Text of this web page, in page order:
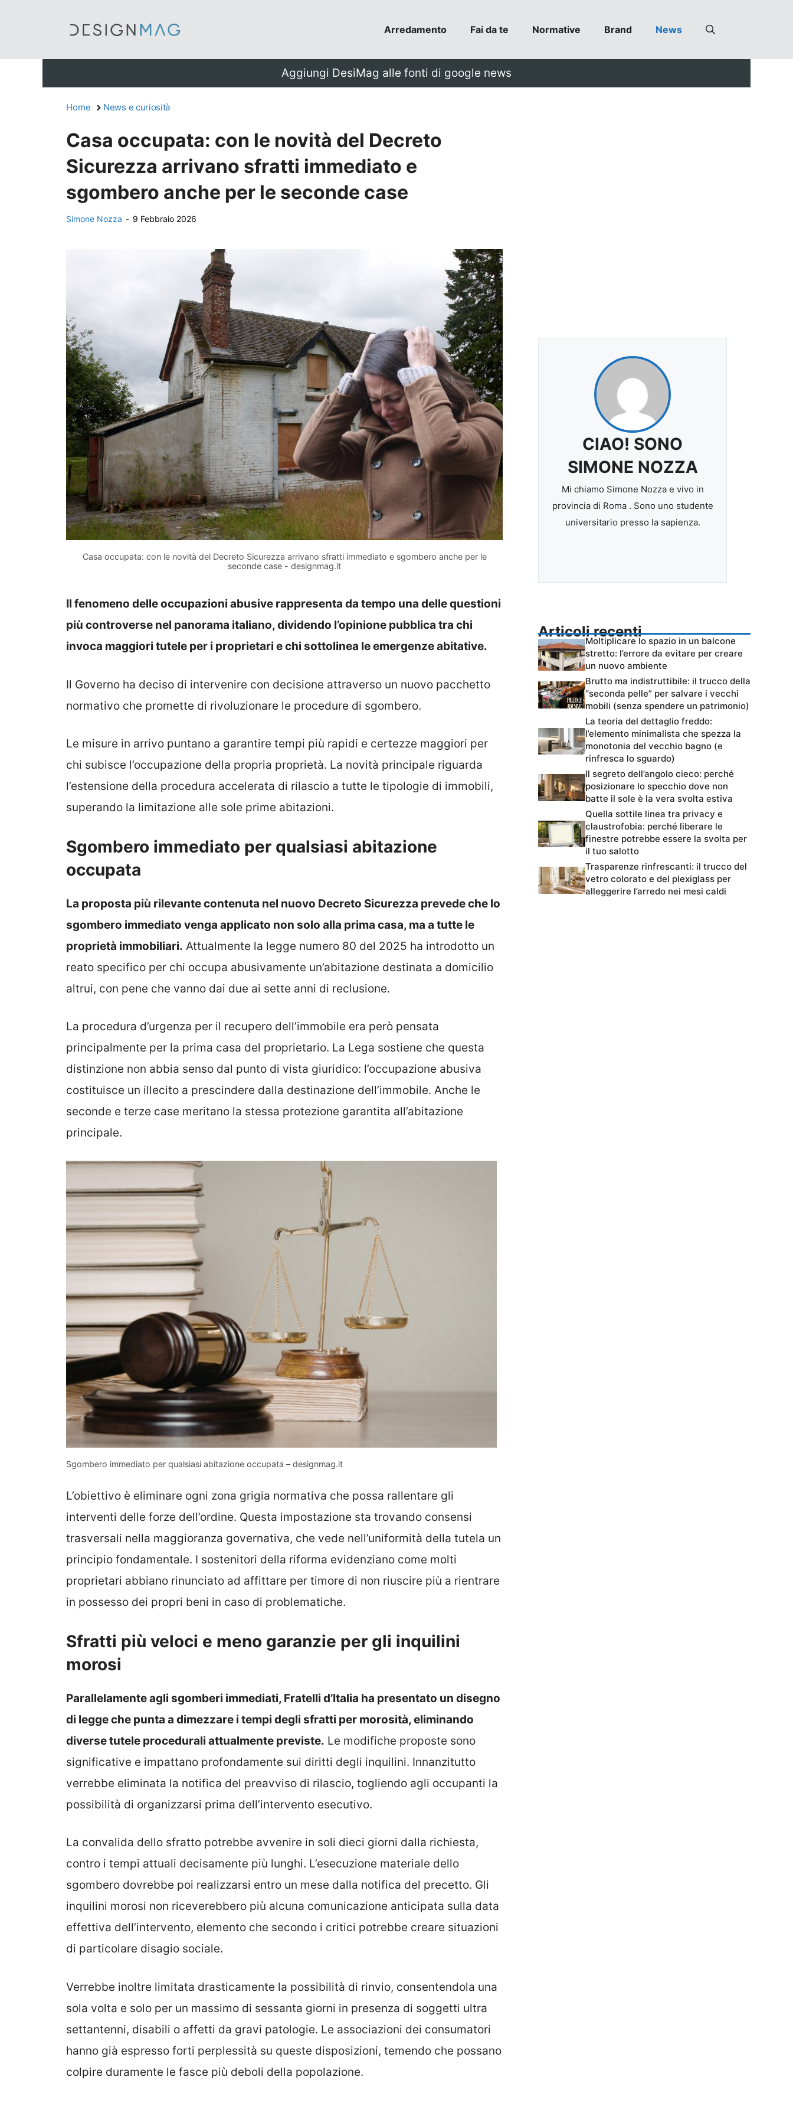
Arredamento Fai da te Normative Brand News
Aggiungi DesiMag alle fonti di google news
Home News e curiosità
Casa occupata: con le novità del Decreto
Sicurezza arrivano sfratti immediato e
sgombero anche per le seconde case
Simone Nozza - 9 Febbraio 2026
Casa occupata: con le novità del Decreto Sicurezza arrivano sfratti immediato e sgombero anche per le
seconde case - designmag.it
Il fenomeno delle occupazioni abusive rappresenta da tempo una delle questioni
più controverse nel panorama italiano, dividendo l’opinione pubblica tra chi
invoca maggiori tutele per i proprietari e chi sottolinea le emergenze abitative.
Il Governo ha deciso di intervenire con decisione attraverso un nuovo pacchetto
normativo che promette di rivoluzionare le procedure di sgombero.
Le misure in arrivo puntano a garantire tempi più rapidi e certezze maggiori per
chi subisce l’occupazione della propria proprietà. La novità principale riguarda
l’estensione della procedura accelerata di rilascio a tutte le tipologie di immobili,
superando la limitazione alle sole prime abitazioni.
Sgombero immediato per qualsiasi abitazione
occupata
La proposta più rilevante contenuta nel nuovo Decreto Sicurezza prevede che lo
sgombero immediato venga applicato non solo alla prima casa, ma a tutte le
proprietà immobiliari. Attualmente la legge numero 80 del 2025 ha introdotto un
reato specifico per chi occupa abusivamente un’abitazione destinata a domicilio
altrui, con pene che vanno dai due ai sette anni di reclusione.
La procedura d’urgenza per il recupero dell’immobile era però pensata
principalmente per la prima casa del proprietario. La Lega sostiene che questa
distinzione non abbia senso dal punto di vista giuridico: l’occupazione abusiva
costituisce un illecito a prescindere dalla destinazione dell’immobile. Anche le
seconde e terze case meritano la stessa protezione garantita all’abitazione
principale.
Sgombero immediato per qualsiasi abitazione occupata – designmag.it
L’obiettivo è eliminare ogni zona grigia normativa che possa rallentare gli
interventi delle forze dell’ordine. Questa impostazione sta trovando consensi
trasversali nella maggioranza governativa, che vede nell’uniformità della tutela un
principio fondamentale. I sostenitori della riforma evidenziano come molti
proprietari abbiano rinunciato ad affittare per timore di non riuscire più a rientrare
in possesso dei propri beni in caso di problematiche.
Sfratti più veloci e meno garanzie per gli inquilini
morosi
Parallelamente agli sgomberi immediati, Fratelli d’Italia ha presentato un disegno
di legge che punta a dimezzare i tempi degli sfratti per morosità, eliminando
diverse tutele procedurali attualmente previste. Le modifiche proposte sono
significative e impattano profondamente sui diritti degli inquilini. Innanzitutto
verrebbe eliminata la notifica del preavviso di rilascio, togliendo agli occupanti la
possibilità di organizzarsi prima dell’intervento esecutivo.
La convalida dello sfratto potrebbe avvenire in soli dieci giorni dalla richiesta,
contro i tempi attuali decisamente più lunghi. L’esecuzione materiale dello
sgombero dovrebbe poi realizzarsi entro un mese dalla notifica del precetto. Gli
inquilini morosi non riceverebbero più alcuna comunicazione anticipata sulla data
effettiva dell’intervento, elemento che secondo i critici potrebbe creare situazioni
di particolare disagio sociale.
Verrebbe inoltre limitata drasticamente la possibilità di rinvio, consentendola una
sola volta e solo per un massimo di sessanta giorni in presenza di soggetti ultra
settantenni, disabili o affetti da gravi patologie. Le associazioni dei consumatori
hanno già espresso forti perplessità su queste disposizioni, temendo che possano
colpire duramente le fasce più deboli della popolazione.
CIAO! SONO
SIMONE NOZZA
Mi chiamo Simone Nozza e vivo in
provincia di Roma . Sono uno studente
universitario presso la sapienza.
Articoli recenti
Moltiplicare lo spazio in un balcone
stretto: l’errore da evitare per creare
un nuovo ambiente
Brutto ma indistruttibile: il trucco della
“seconda pelle” per salvare i vecchi
mobili (senza spendere un patrimonio)
La teoria del dettaglio freddo:
l’elemento minimalista che spezza la
monotonia del vecchio bagno (e
rinfresca lo sguardo)
Il segreto dell’angolo cieco: perché
posizionare lo specchio dove non
batte il sole è la vera svolta estiva
Quella sottile linea tra privacy e
claustrofobia: perché liberare le
finestre potrebbe essere la svolta per
il tuo salotto
Trasparenze rinfrescanti: il trucco del
vetro colorato e del plexiglass per
alleggerire l’arredo nei mesi caldi